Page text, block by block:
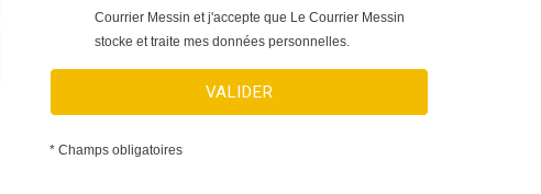
Courrier Messin et j'accepte que Le Courrier Messin
stocke et traite mes données personnelles.
VALIDER
* Champs obligatoires